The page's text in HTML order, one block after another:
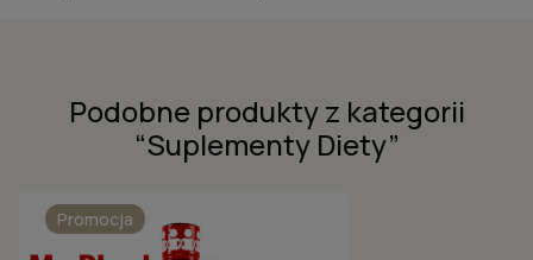
Podobne produkty z kategorii
“Suplementy Diety”
Promocja